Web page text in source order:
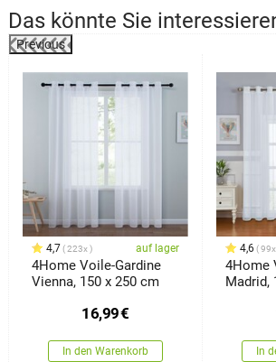
Das könnte Sie
Previous
4,7 223x auf lager
4Home Voile-Gardine
Vienna, 150 x 250 cm
16,99€
In den Warenkorb
4,6 99x
4Home
Madrid,
In